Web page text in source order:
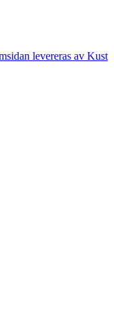
levereras av Kust